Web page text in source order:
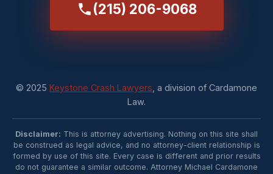
(215) 206-9068
© 2025 Keystone Crash Lawyers , a division of Cardamone
Law.
Disclaimer: This is attorney advertising. Nothing on this site shall
be construed as legal advice, and no attorney-client relationship is
formed by use of this site. Every case is different and prior results
do not guarantee a similar outcome. Attorney Michael Cardamone